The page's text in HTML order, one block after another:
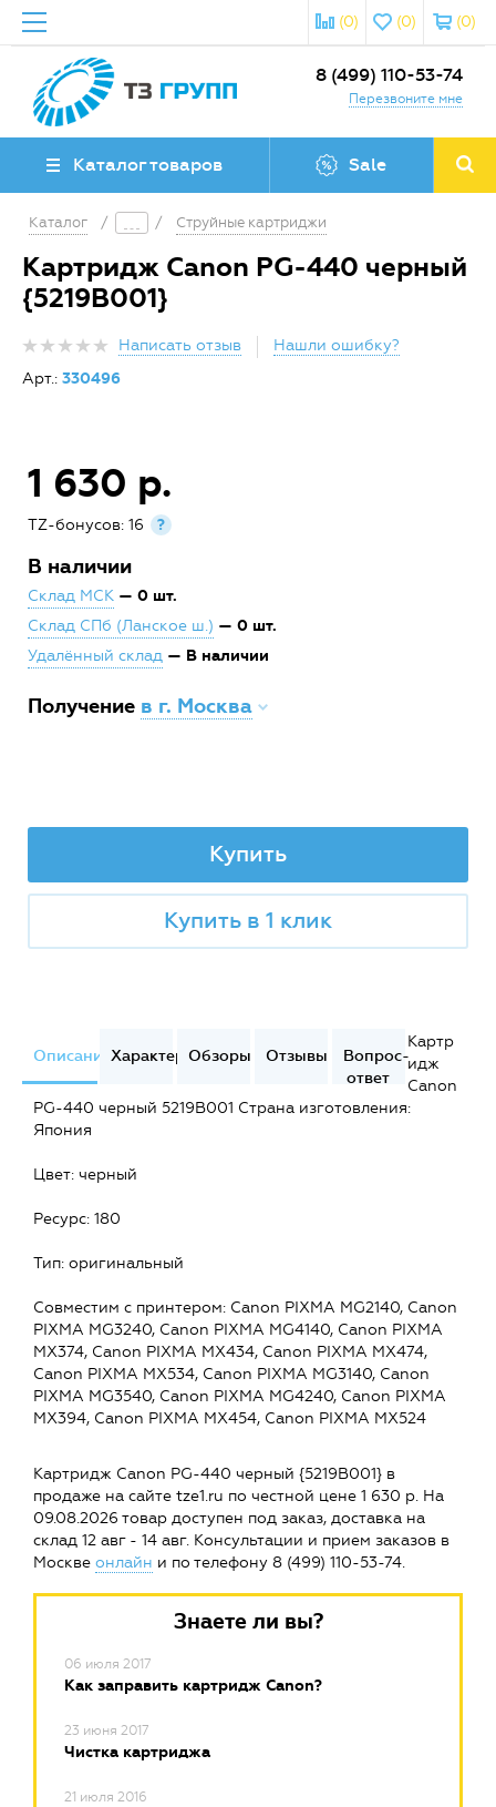
(0)
(0)
(0)
8 (499) 110-53-74
Перезвоните мне
Каталог товаров Sale
Каталог / / Струйные картриджи
Картридж Canon PG-440 черный
{5219B001}
Написать отзыв
Нашли ошибку?
Арт.: 330496
1 630 р.
TZ-бонусов: 16 ?
В наличии
Склад МСК — 0 шт.
Склад СПб (Ланское ш.) — 0 шт.
Удалённый склад — В наличии
Получение в г. Москва
Купить
Купить в 1 клик
ОписаниеХарактеристики
Обзоры Отзывы
Вопрос-
ответ
Картр
идж
Canon
PG-440 черный 5219B001 Cтрана изготовления:
Япония
Цвет: черный
Ресурс: 180
Тип: оригинальный
Совместим с принтером: Canon PIXMA MG2140, Canon
PIXMA MG3240, Canon PIXMA MG4140, Canon PIXMA
MX374, Canon PIXMA MX434, Canon PIXMA MX474,
Canon PIXMA MX534, Canon PIXMA MG3140, Canon
PIXMA MG3540, Canon PIXMA MG4240, Canon PIXMA
MX394, Canon PIXMA MX454, Canon PIXMA MX524
Картридж Canon PG-440 черный {5219B001} в
продаже на сайте tze1.ru по честной цене 1 630 р. На
09.08.2026 товар доступен под заказ, доставка на
склад 12 авг - 14 авг. Консультации и прием заказов в
Москве онлайн и по телефону 8 (499) 110-53-74.
Знаете ли вы?
06 июля 2017
Как заправить картридж Canon?
23 июня 2017
Чистка картриджа
21 июля 2016